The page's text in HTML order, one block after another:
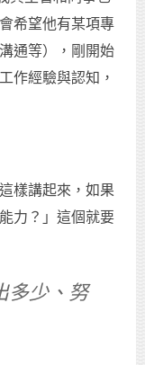
希望他有某項專
通等），剛開始
作經驗與認知，
樣講起來，如果
力？」這個就要
多少、努